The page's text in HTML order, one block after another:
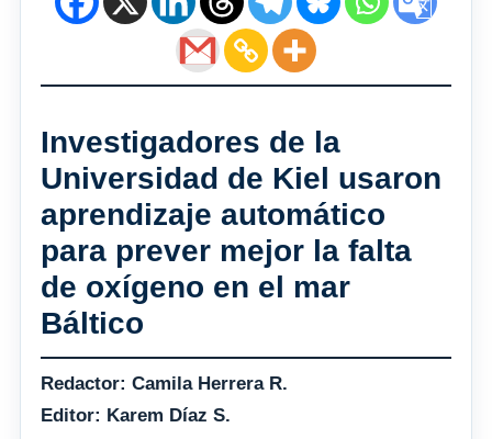
Investigadores de la
Universidad de Kiel usaron
aprendizaje automático
para prever mejor la falta
de oxígeno en el mar
Báltico
Redactor: Camila Herrera R.
Editor: Karem Díaz S.